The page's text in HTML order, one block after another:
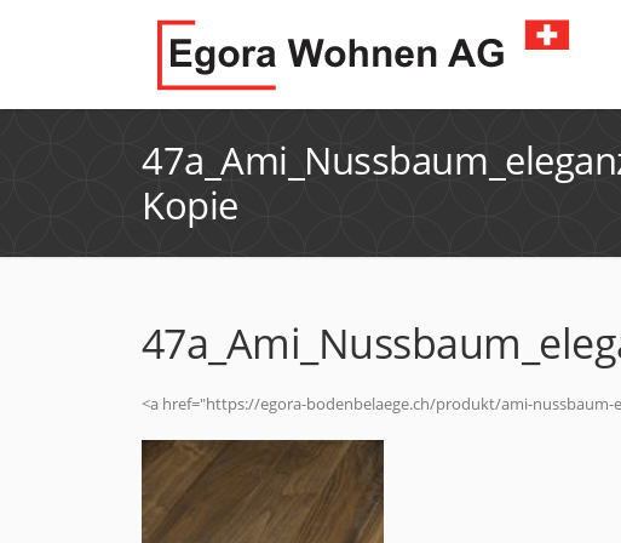
Kopie
<a href="https://egora-bodenbelaege.ch/produkt/ami-nussbaum-